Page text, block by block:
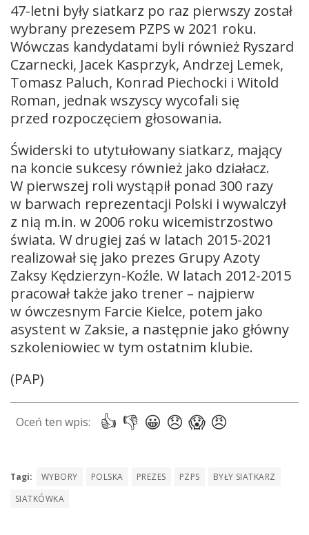
47-letni były siatkarz po raz pierwszy został
wybrany prezesem PZPS w 2021 roku.
Wówczas kandydatami byli również Ryszard
Czarnecki, Jacek Kasprzyk, Andrzej Lemek,
Tomasz Paluch, Konrad Piechocki i Witold
Roman, jednak wszyscy wycofali się
przed rozpoczęciem głosowania.
Świderski to utytułowany siatkarz, mający
na koncie sukcesy również jako działacz.
W pierwszej roli wystąpił ponad 300 razy
w barwach reprezentacji Polski i wywalczył
z nią m.in. w 2006 roku wicemistrzostwo
świata. W drugiej zaś w latach 2015-2021
realizował się jako prezes Grupy Azoty
Zaksy Kędzierzyn-Koźle. W latach 2012-2015
pracował także jako trener – najpierw
w ówczesnym Farcie Kielce, potem jako
asystent w Zaksie, a następnie jako główny
szkoleniowiec w tym ostatnim klubie.
(PAP)
Tagi: WYBORY POLSKA PREZES PZPS
BYŁY SIATKARZ
SIATKÓWKA